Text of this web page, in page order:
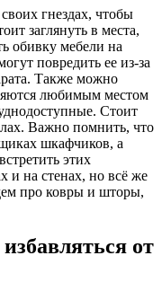
гнездах, чтобы
заглянуть в места,
обивку мебели на
повредить ее из-за
Также можно
любимым местом
Стоит
Важно помнить, что
шкафчиков, а
этих
и на стенах, но всё же
про ковры и шторы,
от